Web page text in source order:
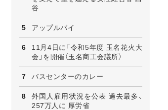
谷
アップルパイ
11月4日に「令和5年度 玉名花火大
会」を開催（玉名商工会議所）
バスセンターのカレー
外国人雇用状況を公表 過去最多、
257万人に 厚労省